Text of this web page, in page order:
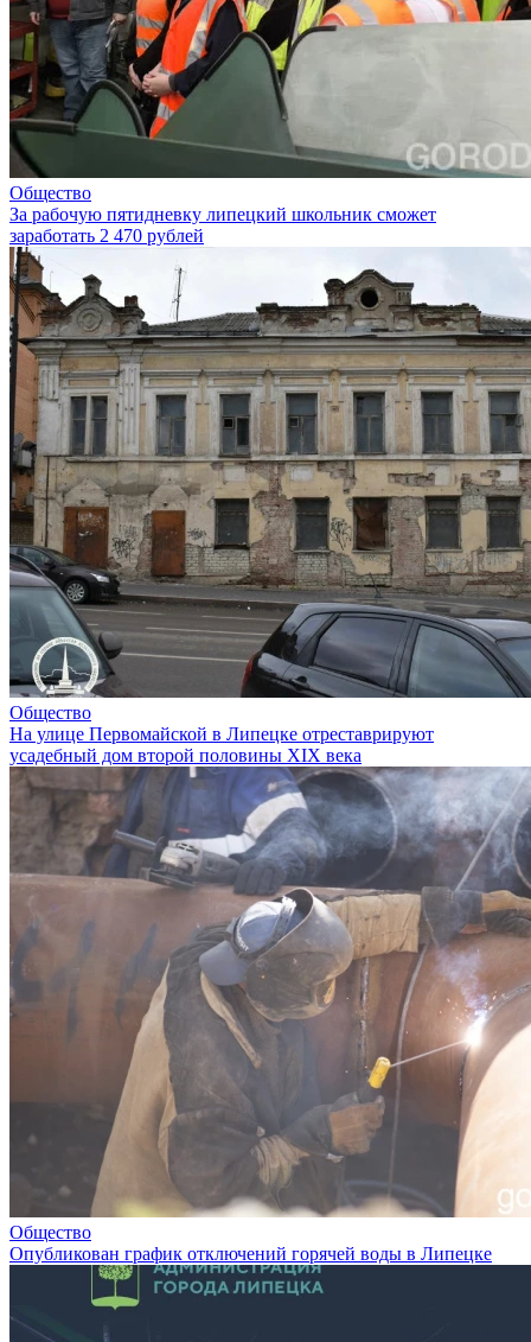
Общество
За рабочую пятидневку липецкий школьник сможет
заработать 2 470 рублей
Общество
На улице Первомайской в Липецке отреставрируют
усадебный дом второй половины XIX века
Общество
Опубликован график отключений горячей воды в Липецке